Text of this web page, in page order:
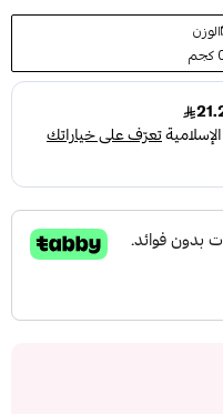
الوزن